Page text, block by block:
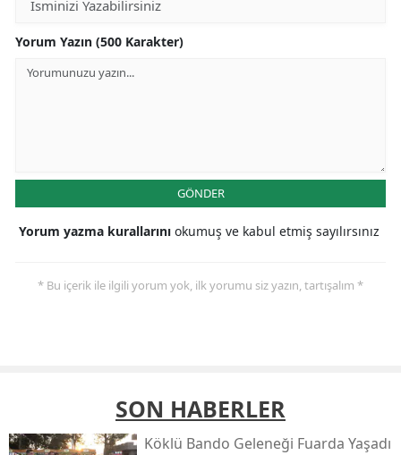
Yorum Yazın (500 Karakter)
GÖNDER
Yorum yazma kurallarını okumuş ve kabul etmiş sayılırsınız
* Bu içerik ile ilgili yorum yok, ilk yorumu siz yazın, tartışalım *
SON HABERLER
Köklü Bando Geleneği Fuarda Yaşadı